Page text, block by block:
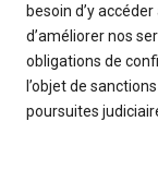
besoin d’y
d’améliorer nos
obligations de
l’objet de
poursuites